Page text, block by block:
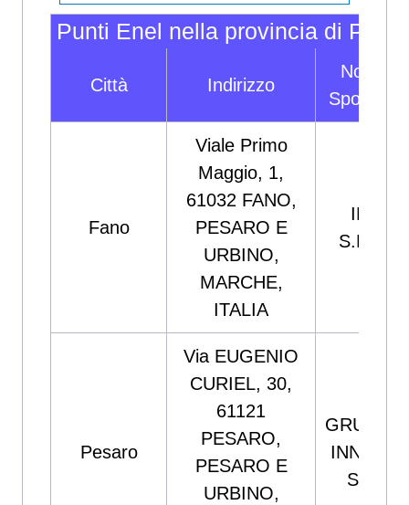
Punti Enel nella provincia di
Città Indirizzo
Nome
Sportello
Fano
Viale Primo
Maggio, 1,
61032 FANO,
PESARO E
URBINO,
MARCHE,
ITALIA
IET
S.R.L.
Pesaro
Via EUGENIO
CURIEL, 30,
61121
PESARO,
PESARO E
URBINO,
GRUPPO
INNOVA
SRL